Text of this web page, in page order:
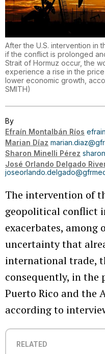
After the U.S. intervention in
if the conflict is prolonged
Strait of Hormuz occur, the
experience a rise in the
lower economic growth,
SMITH)
By
Efraín Montalbán Ríos
Marian Díaz
Sharon Minelli Pérez
José Orlando Delgado
The intervention of
geopolitical conflict
exacerbates, among
uncertainty that
international trade,
consequently, in the
Puerto Rico and the
according to
RELATED